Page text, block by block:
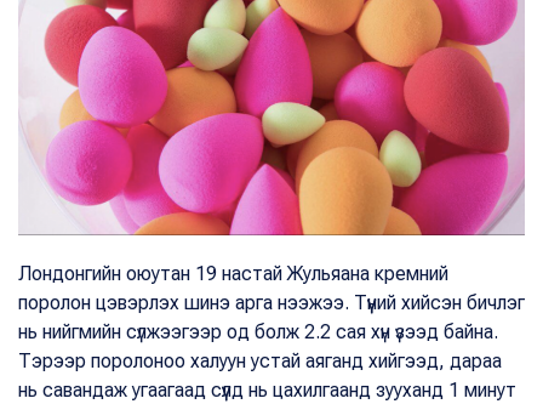
Лондонгийн оюутан 19 настай Жульяана кремний
поролон цэвэрлэх шинэ арга нээжээ. Түүний хийсэн бичлэг
нь нийгмийн сүлжээгээр од болж 2.2 сая хүн үзээд байна.
Тэрээр поролоноо халуун устай аяганд хийгээд, дараа
нь савандаж угаагаад сүүлд нь цахилгаанд зууханд 1 минут